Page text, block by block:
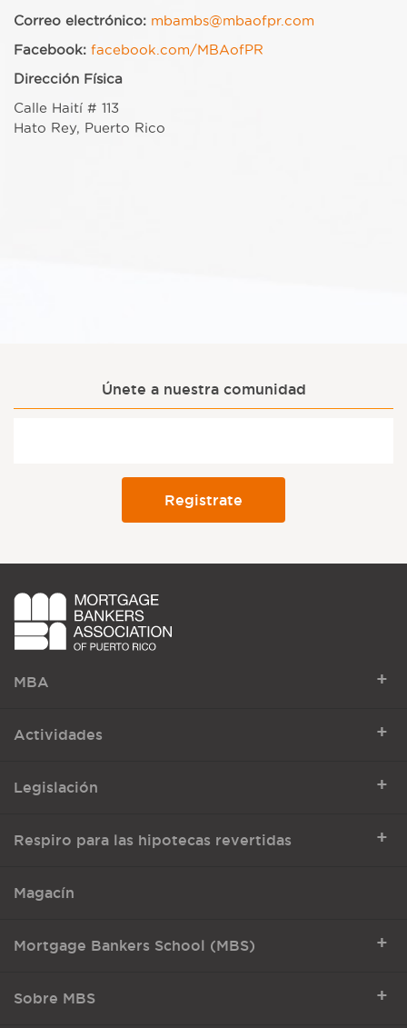
Correo electrónico: mbambs@mbaofpr.com
Facebook: facebook.com/MBAofPR
Dirección Física
Calle Haití # 113
Hato Rey, Puerto Rico
Únete a nuestra comunidad
MBA +
Actividades +
Legislación +
Respiro para las hipotecas revertidas +
Magacín
Mortgage Bankers School (MBS) +
Sobre MBS +